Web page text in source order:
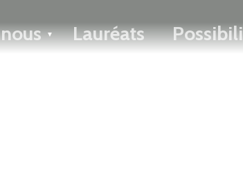
ENGLISH
Toggle menu
Lauréats